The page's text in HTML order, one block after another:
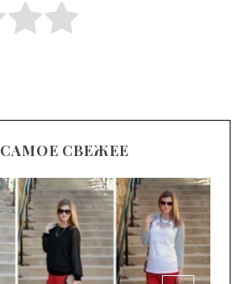
Submit Rating
САМОЕ СВЕЖЕЕ